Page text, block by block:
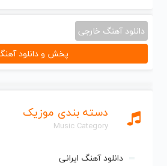
دسته بندی موزیک
Music Category
دانلود آهنگ ایرانی
دانلود آهنگ خارجی
پخش و دانلود